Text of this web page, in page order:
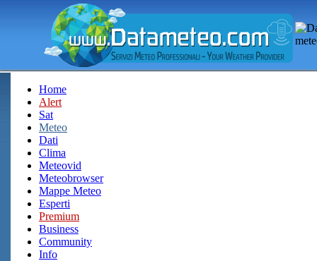
Home
Alert
Sat
Meteo
Dati
Clima
Meteovid
Meteobrowser
Mappe Meteo
Esperti
Premium
Business
Community
Info